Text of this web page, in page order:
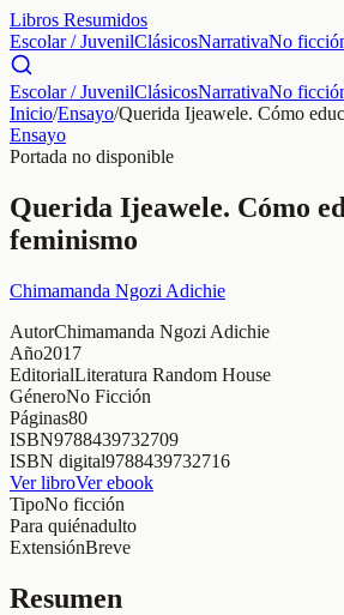
Libros Resumidos
Escolar / JuvenilClásicosNarrativaNo
Escolar / JuvenilClásicosNarrativaNo
Inicio/Ensayo/Querida Ijeawele. Cómo
Ensayo
Portada no disponible
Querida Ijeawele. Cómo
feminismo
Chimamanda Ngozi Adichie
AutorChimamanda Ngozi Adichie
Año2017
EditorialLiteratura Random House
GéneroNo Ficción
Páginas80
ISBN9788439732709
ISBN digital9788439732716
Ver libroVer ebook
TipoNo ficción
Para quiénadulto
ExtensiónBreve
Resumen